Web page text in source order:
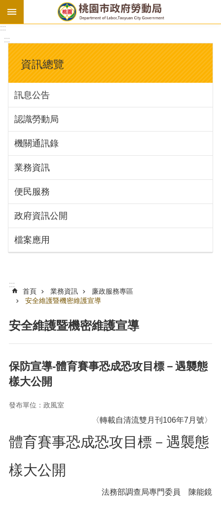
基
法
勞
資
會
庇
護
工
場
進
訊
息
公
識
局
通
訊
錄
業
務
便
服
:::
:::
資訊總覽
訊息公告
認識勞動局
機關通訊錄
業務資訊
便民服務
政府資訊公開
檔案應用
:::
首頁 業務資訊
廉政服務專區
安全維護暨機密維護宣導
安全維護暨機密維護宣導
保防宣導-體育賽事恐成恐攻目標－遇襲態
樣大公開
發布單位：政風室
〈轉載自清流雙月刊106年7月號〉
體育賽事恐成恐攻目標－遇襲態
樣大公開
法務部調查局專門委員 陳能鏡